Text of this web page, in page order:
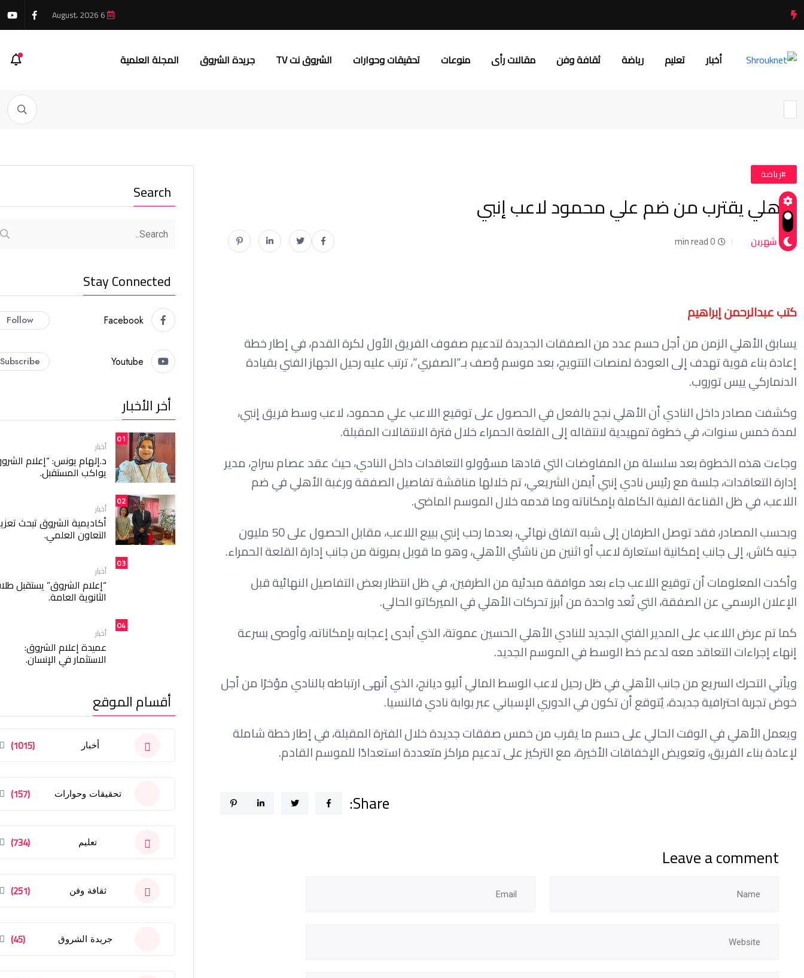
أخبار تعليم رياضة ثقافة وفن مقالات رأى منوعات تحقيقات وحوارات الشروق نت TV جريدة الشروق المجلة العلمية
#رياضة
الأهلي يقترب من ضم علي محمود لاعب إنبي
شهرين 0 min read
كتب عبدالرحمن إبراهيم
يسابق الأهلي الزمن من أجل حسم عدد من الصفقات الجديدة لتدعيم صفوف الفريق الأول لكرة القدم، في إطار خطة
إعادة بناء قوية تهدف إلى العودة لمنصات التتويج، بعد موسم وُصف بـ”الصفري”، ترتب عليه رحيل الجهاز الفني بقيادة
الدنماركي ييس توروب.
وكشفت مصادر داخل النادي أن الأهلي نجح بالفعل في الحصول على توقيع اللاعب علي محمود، لاعب وسط فريق إنبي،
لمدة خمس سنوات، في خطوة تمهيدية لانتقاله إلى القلعة الحمراء خلال فترة الانتقالات المقبلة.
وجاءت هذه الخطوة بعد سلسلة من المفاوضات التي قادها مسؤولو التعاقدات داخل النادي، حيث عقد عصام سراج، مدير
إدارة التعاقدات، جلسة مع رئيس نادي إنبي أيمن الشريعي، تم خلالها مناقشة تفاصيل الصفقة ورغبة الأهلي في ضم
اللاعب، في ظل القناعة الفنية الكاملة بإمكاناته وما قدمه خلال الموسم الماضي.
وبحسب المصادر، فقد توصل الطرفان إلى شبه اتفاق نهائي، بعدما رحب إنبي ببيع اللاعب، مقابل الحصول على 50 مليون
جنيه كاش، إلى جانب إمكانية استعارة لاعب أو اثنين من ناشئي الأهلي، وهو ما قوبل بمرونة من جانب إدارة القلعة الحمراء.
وأكدت المعلومات أن توقيع اللاعب جاء بعد موافقة مبدئية من الطرفين، في ظل انتظار بعض التفاصيل النهائية قبل
الإعلان الرسمي عن الصفقة، التي تُعد واحدة من أبرز تحركات الأهلي في الميركاتو الحالي.
كما تم عرض اللاعب على المدير الفني الجديد للنادي الأهلي الحسين عموتة، الذي أبدى إعجابه بإمكاناته، وأوصى بسرعة
إنهاء إجراءات التعاقد معه لدعم خط الوسط في الموسم الجديد.
ويأتي التحرك السريع من جانب الأهلي في ظل رحيل لاعب الوسط المالي أليو ديانج، الذي أنهى ارتباطه بالنادي مؤخرًا من أجل
خوض تجربة احترافية جديدة، يُتوقع أن تكون في الدوري الإسباني عبر بوابة نادي فالنسيا.
ويعمل الأهلي في الوقت الحالي على حسم ما يقرب من خمس صفقات جديدة خلال الفترة المقبلة، في إطار خطة شاملة
لإعادة بناء الفريق، وتعويض الإخفاقات الأخيرة، مع التركيز على تدعيم مراكز متعددة استعدادًا للموسم القادم.
Share:
Leave a comment
Search
Stay Connected
Facebook
Follow
Youtube
Subscribe
أخر الأخبار
01
أخبار
د.إلهام يونس: “إعلام
يواكب المستقبل.
02
أخبار
أكاديمية الشروق تبحث
التعاون العلمي.
03
أخبار
“إعلام الشروق” يستقبل
الثانوية العامة.
04
أخبار
عميدة إعلام الشروق:
الاستثمار في الإنسان.
أقسام الموقع
أخبار (1015)
تحقيقات وحوارات (157)
تعليم (734)
ثقافة وفن (251)
جريدة الشروق (45)